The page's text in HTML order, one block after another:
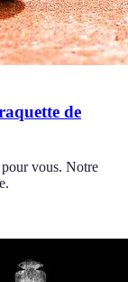
de
vous. Notre